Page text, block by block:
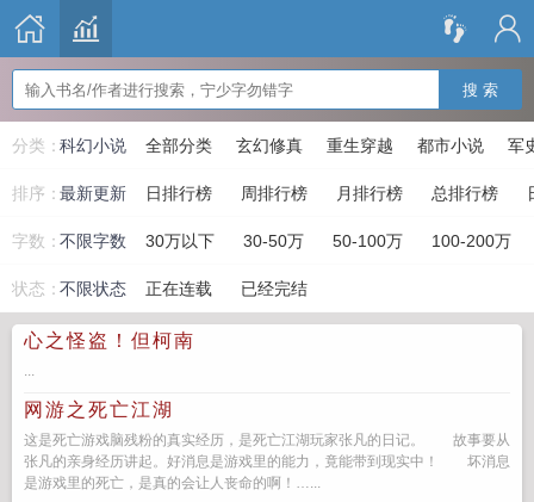
搜 索
分类： 全部分类 玄幻修真 重生穿越 都市小说 军
科幻小说
排序： 日排行榜 周排行榜 月排行榜 总排行榜
最新更新
字数：不限字数 30万以下 30-50万 50-100万 100-200万
状态：不限状态 正在连载 已经完结
心之怪盗！但柯南
...
网游之死亡江湖
这是死亡游戏脑残粉的真实经历，是死亡江湖玩家张凡的日记。 故事要从
张凡的亲身经历讲起。好消息是游戏里的能力，竟能带到现实中！ 坏消息
是游戏里的死亡，是真的会让人丧命的啊！…...